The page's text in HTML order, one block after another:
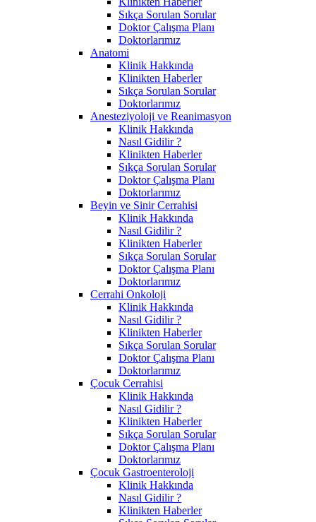
Sıkça Sorulan Sorular
Doktor Çalışma Planı
Doktorlarımız
Anatomi
Klinik Hakkında
Klinikten Haberler
Sıkça Sorulan Sorular
Doktorlarımız
Anesteziyoloji ve Reanimasyon
Klinik Hakkında
Nasıl Gidilir ?
Klinikten Haberler
Sıkça Sorulan Sorular
Doktor Çalışma Planı
Doktorlarımız
Beyin ve Sinir Cerrahisi
Klinik Hakkında
Nasıl Gidilir ?
Klinikten Haberler
Sıkça Sorulan Sorular
Doktor Çalışma Planı
Doktorlarımız
Cerrahi Onkoloji
Klinik Hakkında
Nasıl Gidilir ?
Klinikten Haberler
Sıkça Sorulan Sorular
Doktor Çalışma Planı
Doktorlarımız
Çocuk Cerrahisi
Klinik Hakkında
Nasıl Gidilir ?
Klinikten Haberler
Sıkça Sorulan Sorular
Doktor Çalışma Planı
Doktorlarımız
Çocuk Gastroenteroloji
Klinik Hakkında
Nasıl Gidilir ?
Klinikten Haberler